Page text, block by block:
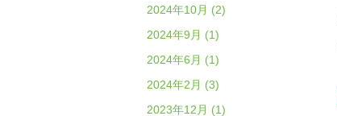
2024年10月 (2)
2024年9月 (1)
2024年6月 (1)
2024年2月 (3)
2023年12月 (1)